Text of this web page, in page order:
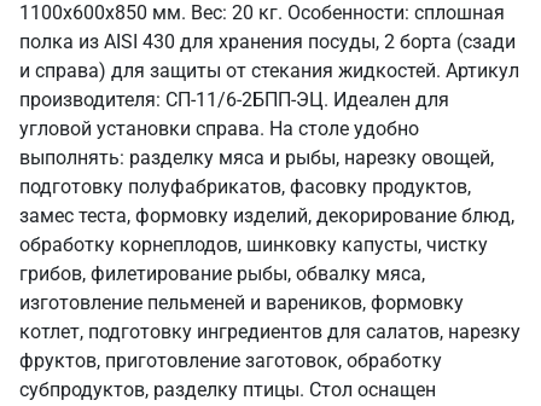
1100x600x850 мм. Вес: 20 кг. Особенности: сплошная
полка из AISI 430 для хранения посуды, 2 борта (сзади
и справа) для защиты от стекания жидкостей. Артикул
производителя: СП-11/6-2БПП-ЭЦ. Идеален для
угловой установки справа. На столе удобно
выполнять: разделку мяса и рыбы, нарезку овощей,
подготовку полуфабрикатов, фасовку продуктов,
замес теста, формовку изделий, декорирование блюд,
обработку корнеплодов, шинковку капусты, чистку
грибов, филетирование рыбы, обвалку мяса,
изготовление пельменей и вареников, формовку
котлет, подготовку ингредиентов для салатов, нарезку
фруктов, приготовление заготовок, обработку
субпродуктов, разделку птицы. Стол оснащен